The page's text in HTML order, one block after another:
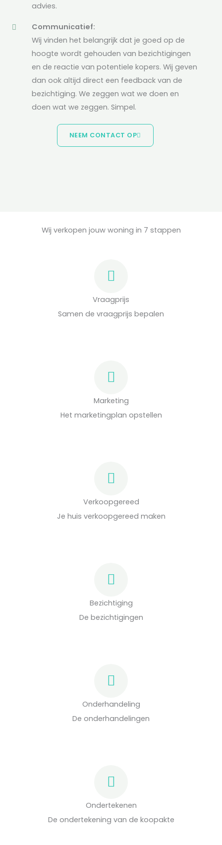
advies.
Communicatief:
Wij vinden het belangrijk dat je goed op de
hoogte wordt gehouden van bezichtigingen
en de reactie van potentiele kopers. Wij geven
dan ook altijd direct een feedback van de
bezichtiging. We zeggen wat we doen en
doen wat we zeggen. Simpel.
NEEM CONTACT OP
Wij verkopen jouw woning in 7 stappen
Vraagprijs
Samen de vraagprijs bepalen
Marketing
Het marketingplan opstellen
Verkoopgereed
Je huis verkoopgereed maken
Bezichtiging
De bezichtigingen
Onderhandeling
De onderhandelingen
Ondertekenen
De ondertekening van de koopakte